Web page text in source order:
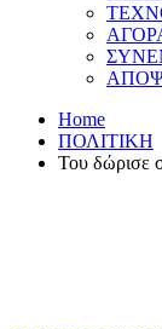
Home
ΠΟΛΙΤΙΚΗ
Του δώρισε